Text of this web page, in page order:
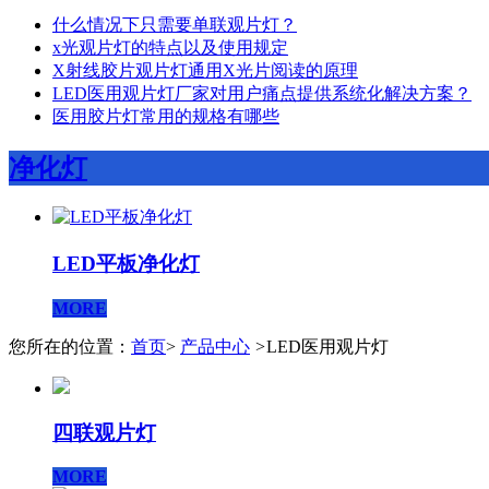
什么情况下只需要单联观片灯？
x光观片灯的特点以及使用规定
X射线胶片观片灯通用X光片阅读的原理
LED医用观片灯厂家对用户痛点提供系统化解决方案？
医用胶片灯常用的规格有哪些
净化灯
LED平板净化灯
MORE
您所在的位置： 首页> 产品中心 >LED医用观片灯
四联观片灯
MORE